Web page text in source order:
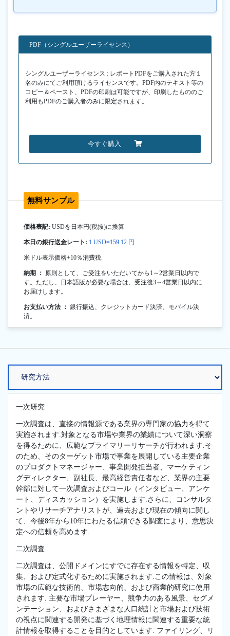
PDF（シングルユーザーライセンス）
シングルユーザーライセンス : レポートPDFをご購入された方１
名のみにてご利用頂けるライセンスです。PDF内のテキスト等の
コピー＆ペースト、PDFの印刷は可能ですが、印刷したもののご
利用もPDFのご購入者のみに限定されます。
今すぐ購入
無料サンプル
価格表記: USDを日本円(税抜)に換算
本日の銀行送金レート: 1 USD=159.12 円
米ドル表示価格+10％消費税.
納期 ： 原則として、ご受注をいただいてから1～2営業日以内で
す。ただし、日本語版が必要な場合は、受注後3～4営業日以内に
お届けします。
お支払い方法 ： 銀行振込、クレジットカード決済、モバイル決
済。
一次研究
一次調査は、直接の情報源である業界の専門家の協力を得て
実施されます.対象となる市場や業界の業績について深い洞察
を得るために、広範なプライマリーリサーチが行われます.そ
のため、そのターゲット市場で事業を展開している主要企業
のプロダクトマネージャー、事業開発担当者、マーケティン
グディレクター、副社長、最高経営責任者など、業界の主要
幹部に対して一次調査およびコール（インタビュー、アンケ
ート、ディスカッション）を実施します.さらに、コンサルタ
ントやリサーチアナリストが、過去および現在の傾向に関し
て、今後8年から10年にわたる信頼できる調査により、意思決
定への信頼を高めます.
二次調査
二次調査は、公開ドメインにすでに存在する情報を特定、収
集、および定式化するために実施されます.この情報は、対象
市場の広範な技術的、市場志向的、および商業的研究に使用
されます. 主要な市場プレーヤー、競争力のある風景、セグメ
ンテーション、およびさまざまな人口統計と市場および技術
の視点に関連する開発に基づく地理情報に関連する重要な統
計情報を取得することを目的としています. ファイリング、リ